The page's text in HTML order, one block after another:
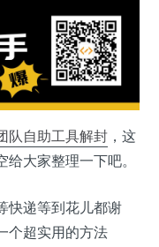
队自助工具解封 ，这
大家整理一下吧。
快递等到花儿都谢
个超实用的方法